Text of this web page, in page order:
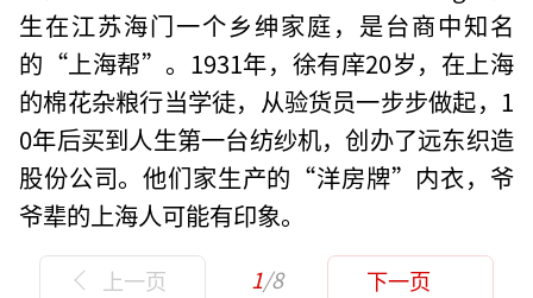
生在江苏海门一个乡绅家庭，是台商中知名
的“上海帮”。1931年，徐有庠20岁，在上海
的棉花杂粮行当学徒，从验货员一步步做起，1
0年后买到人生第一台纺纱机，创办了远东织造
股份公司。他们家生产的“洋房牌”内衣，爷
爷辈的上海人可能有印象。
上一页 1/8 下一页